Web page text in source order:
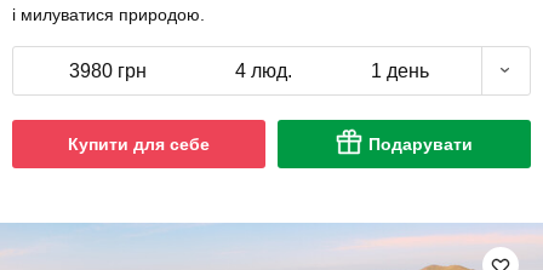
і милуватися природою.
3980 грн 4 люд. 1 день
Купити для себе Подарувати